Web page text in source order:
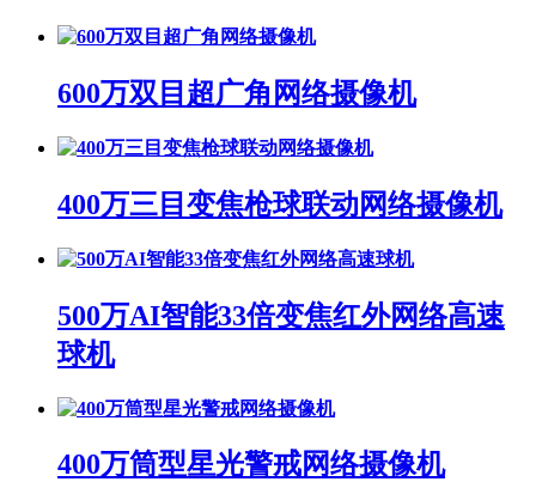
600万双目超广角网络摄像机
400万三目变焦枪球联动网络摄像机
500万AI智能33倍变焦红外网络高速
球机
400万筒型星光警戒网络摄像机